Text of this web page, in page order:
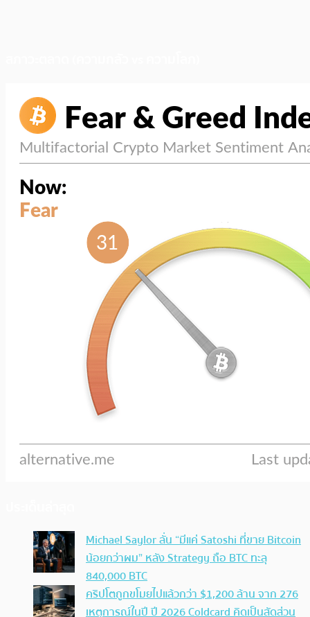
Michael Saylor ลั่น “มีแค่ Satoshi ที่ขาย Bitcoin
น้อยกว่าผม” หลัง Strategy ถือ BTC ทะลุ
840,000 BTC
คริปโตถูกขโมยไปแล้วกว่า $1,200 ล้าน จาก 276
เหตุการณ์ในปี ปี 2026 Coldcard คิดเป็นสัดส่วน